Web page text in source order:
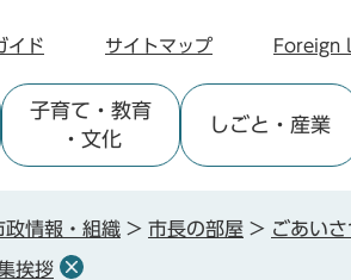
イド サイトマップ Foreign
子育て ・教育
・文化
しごと ・産業
政情報・組織 > 市長の部屋 > ごあいさ
挨拶